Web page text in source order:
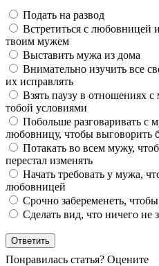
Подать на развод
Встретиться с любовницей
твоим мужем
Выставить мужа из дома
Внимательно изучить все
их исправлять
Взять паузу в отношениях
тобой условиями
Побольше разговаривать с
любовницу, чтобы выговорить
Потакать во всем мужу,
перестал изменять
Начать требовать у мужа,
любовницей
Срочно забеременеть,
Сделать вид, что ничего не
Понравилась статья? Оцените